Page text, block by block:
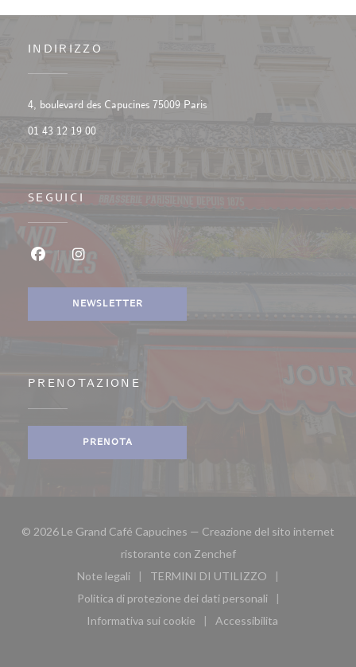
INDIRIZZO
4, boulevard des Capucines 75009 Paris((apre una nuova finestra))
01 43 12 19 00
SEGUICI
Facebook ((apre una nuova finestra))
Instagram ((apre una nuova finestra))
NEWSLETTER
PRENOTAZIONE
PRENOTA
© 2026 Le Grand Café Capucines — Creazione del sito internet
ristorante con Zenchef((apre una nuova
Note legali
((apre una nuova finestra))
TERMINI DI UTILIZZO
((apre una nuova finestra))
Politica di protezione dei dati personali
((apre una nuova finestra))
Informativa sui cookie
((apre una nuova finestra))
Accessibilita